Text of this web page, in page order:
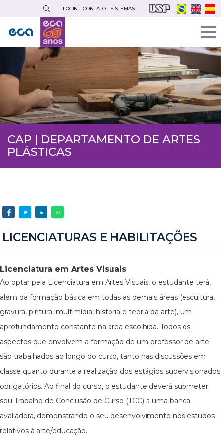
conteúdo
principal
LOGIN CONTATO SISTEMAS
CAP | DEPARTAMENTO DE ARTES
PLÁSTICAS
LICENCIATURAS E HABILITAÇÕES
Licenciatura em Artes Visuais
Ao optar pela Licenciatura em Artes Visuais, o estudante terá,
além da formação básica em todas as demais áreas (escultura,
gravura, pintura, multimídia, história e teoria da arte), um
aprofundamento constante na área escolhida. Todos os
aspectos que envolvem a formação de um professor de arte
são trabalhados ao longo do curso, tanto nas discussões em
classe quanto durante a realização dos estágios supervisionados
obrigatórios. Ao final do curso, o estudante deverá submeter
seu Trabalho de Conclusão de Curso (TCC) a uma banca
avaliadora, demonstrando o seu desenvolvimento nos estudos
relativos à arte/educação.